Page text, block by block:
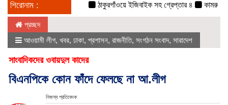
শিরোনাম : ঠাকুরগাঁওয়ে ইজিবাইক সহ গ্রেপ্তার ৪ কামরুল-জসিম
প্রচ্ছদ
আওয়ামী লীগ, খবর, ঢাকা, প্রশাসন, রাজনীতি, সংগঠন সংবাদ, সারাদেশ
সাংবাদিকদের ওবায়দুল কাদের
বিএনপিকে কোন ফাঁদে ফেলছে না আ.লীগ
নিজস্ব প্রতিবেদক